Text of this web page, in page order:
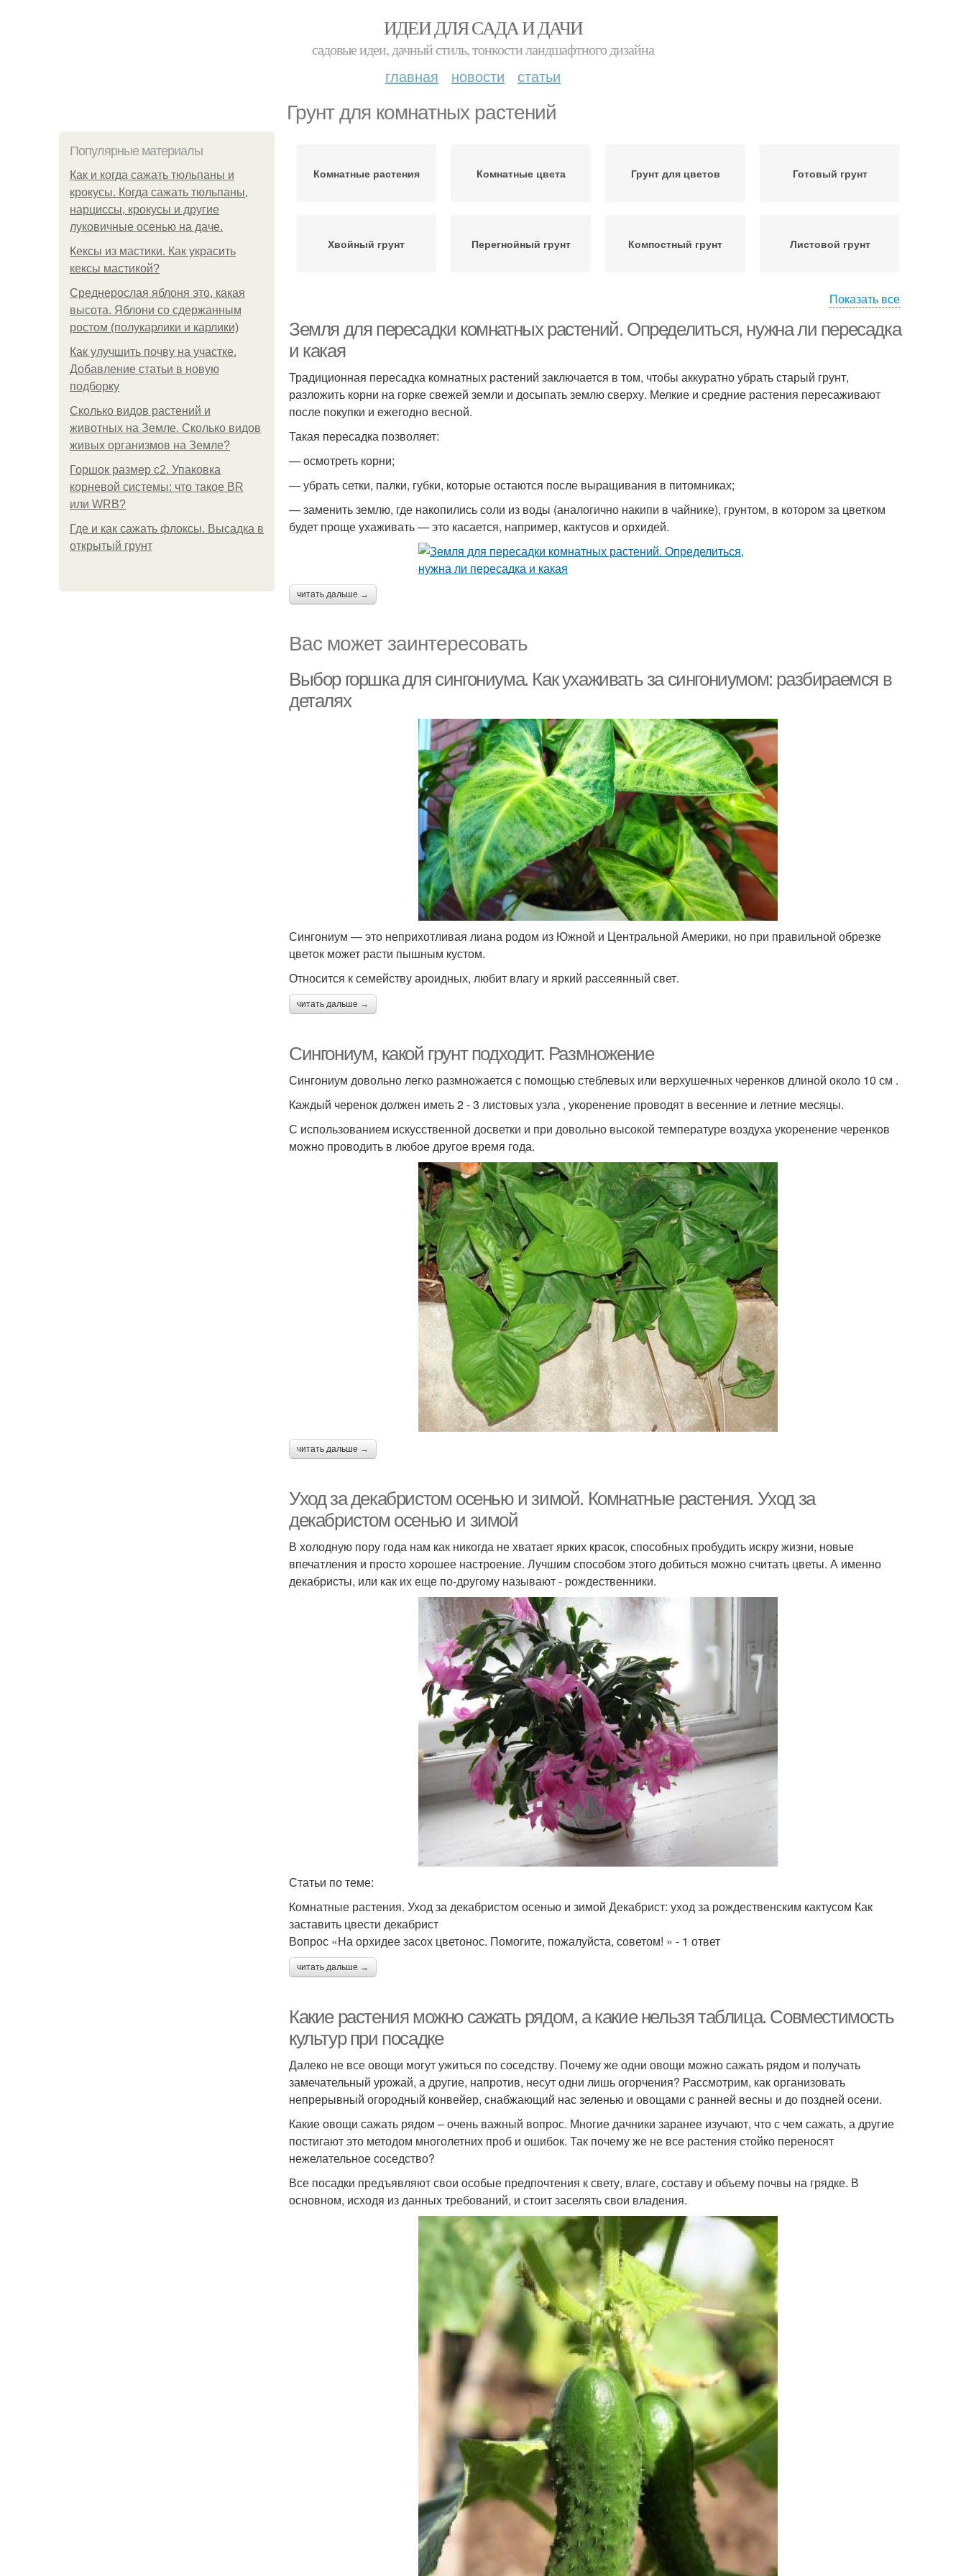
ИДЕИ ДЛЯ САДА И ДАЧИ
садовые идеи, дачный стиль, тонкости ландшафтного дизайна
главная новости статьи
Грунт для комнатных растений
Популярные материалы
Как и когда сажать тюльпаны и
крокусы. Когда сажать тюльпаны,
нарциссы, крокусы и другие
луковичные осенью на даче.
Кексы из мастики. Как украсить
кексы мастикой?
Среднерослая яблоня это, какая
высота. Яблони со сдержанным
ростом (полукарлики и карлики)
Как улучшить почву на участке.
Добавление статьи в новую
подборку
Сколько видов растений и
животных на Земле. Сколько видов
живых организмов на Земле?
Горшок размер с2. Упаковка
корневой системы: что такое BR
или WRB?
Где и как сажать флоксы. Высадка в
открытый грунт
Комнатные растения Комнатные цвета Грунт для цветов Готовый грунт
Хвойный грунт Перегнойный грунт Компостный грунт Листовой грунт
Показать все
Земля для пересадки комнатных растений. Определиться, нужна ли пересадка
и какая
Традиционная пересадка комнатных растений заключается в том, чтобы аккуратно убрать старый грунт,
разложить корни на горке свежей земли и досыпать землю сверху. Мелкие и средние растения пересаживают
после покупки и ежегодно весной.
Такая пересадка позволяет:
— осмотреть корни;
— убрать сетки, палки, губки, которые остаются после выращивания в питомниках;
— заменить землю, где накопились соли из воды (аналогично накипи в чайнике), грунтом, в котором за цветком
будет проще ухаживать — это касается, например, кактусов и орхидей.
читать дальше →
Вас может заинтересовать
Выбор горшка для сингониума. Как ухаживать за сингониумом: разбираемся в
деталях
Сингониум — это неприхотливая лиана родом из Южной и Центральной Америки, но при правильной обрезке
цветок может расти пышным кустом.
Относится к семейству ароидных, любит влагу и яркий рассеянный свет.
читать дальше →
Сингониум, какой грунт подходит. Размножение
Сингониум довольно легко размножается с помощью стеблевых или верхушечных черенков длиной около 10 см .
Каждый черенок должен иметь 2 - 3 листовых узла , укоренение проводят в весенние и летние месяцы.
С использованием искусственной досветки и при довольно высокой температуре воздуха укоренение черенков
можно проводить в любое другое время года.
читать дальше →
Уход за декабристом осенью и зимой. Комнатные растения. Уход за
декабристом осенью и зимой
В холодную пору года нам как никогда не хватает ярких красок, способных пробудить искру жизни, новые
впечатления и просто хорошее настроение. Лучшим способом этого добиться можно считать цветы. А именно
декабристы, или как их еще по-другому называют - рождественники.
Статьи по теме:
Комнатные растения. Уход за декабристом осенью и зимой Декабрист: уход за рождественским кактусом Как
заставить цвести декабрист
Вопрос «На орхидее засох цветонос. Помогите, пожалуйста, советом! » - 1 ответ
читать дальше →
Какие растения можно сажать рядом, а какие нельзя таблица. Совместимость
культур при посадке
Далеко не все овощи могут ужиться по соседству. Почему же одни овощи можно сажать рядом и получать
замечательный урожай, а другие, напротив, несут одни лишь огорчения? Рассмотрим, как организовать
непрерывный огородный конвейер, снабжающий нас зеленью и овощами с ранней весны и до поздней осени.
Какие овощи сажать рядом – очень важный вопрос. Многие дачники заранее изучают, что с чем сажать, а другие
постигают это методом многолетних проб и ошибок. Так почему же не все растения стойко переносят
нежелательное соседство?
Все посадки предъявляют свои особые предпочтения к свету, влаге, составу и объему почвы на грядке. В
основном, исходя из данных требований, и стоит заселять свои владения.